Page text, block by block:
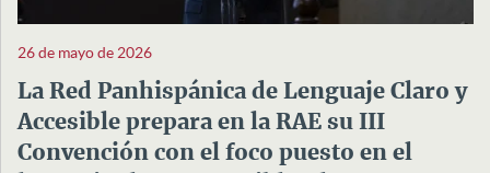
26 de mayo de 2026
La Red Panhispánica de Lenguaje Claro y
Accesible prepara en la RAE su III
Convención con el foco puesto en el